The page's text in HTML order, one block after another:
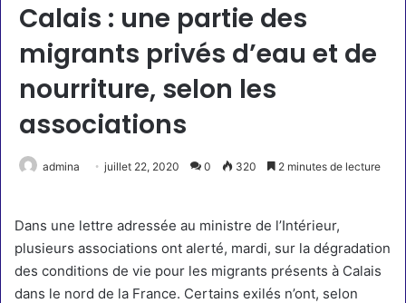
Calais : une partie des
migrants privés d’eau et de
nourriture, selon les
associations
admina juillet 22, 2020 0 320 2 minutes de lecture
Dans une lettre adressée au ministre de l’Intérieur,
plusieurs associations ont alerté, mardi, sur la dégradation
des conditions de vie pour les migrants présents à Calais
dans le nord de la France. Certains exilés n’ont, selon